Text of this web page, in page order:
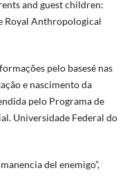
and guest children:
Royal Anthropological
pelo basesé nas
e nascimento da
pelo Programa de
Universidade Federal do
del enemigo”,